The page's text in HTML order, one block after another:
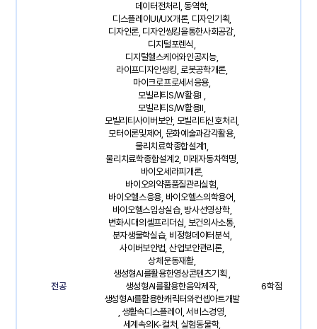
전공
데이터전처리, 동역학,
디스플레이UI/UX개론, 디자인기획,
디자인론, 디자인씽킹을통한사회공감,
디지털포렌식,
디지털헬스케어와인공지능,
라이프디자인씽킹, 로봇공학개론,
마이크로프로세서응용,
모빌리티S/W활용I ,
모빌리티S/W활용II,
모빌리티사이버보안, 모빌리티신호처리,
모터이론및제어, 문화예술과감각활용,
물리치료학종합설계1,
물리치료학종합설계2, 미래자동차혁명,
바이오세라피개론,
바이오의약품품질관리실험,
바이오헬스응용, 바이오헬스의학용어,
바이오헬스임상실습, 방사선영상학,
변화시대의셀프리더십, 보건의사소통,
분자생물학실습, 비정형데이터분석,
사이버보안법, 산업보안관리론,
상체운동재활,
생성형AI를활용한영상콘텐츠기획 ,
생성형AI를활용한음악제작,
생성형AI를활용한캐릭터와컨셉아트개발
, 생활속디스플레이, 서비스경영,
세계속의K-컬처, 실험동물학,
6학점